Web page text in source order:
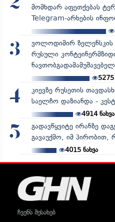
მომხდარ აფეთქებას
Telegram-არხების
3
ვოლოდიმირ ზელენსკის
რუსული
5275
4
კიევზე რუსეთის
საელჩო დაზიანდა -
4914ნახვა
5
გადავწყვიტე ირანზე
გავაუქმო, იმ პირობით,
4015ნახვა
ჩვენს შესახებ